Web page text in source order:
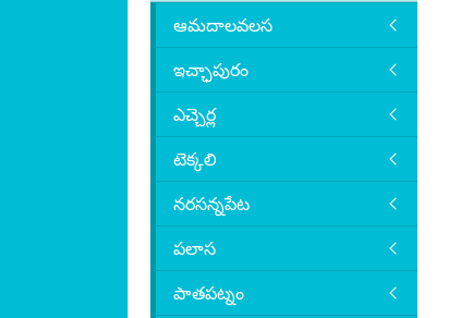
ఆమదాలవలస
ఇచ్ఛాపురం
ఎచ్చెర్ల
టెక్కలి
నరసన్నపేట
పలాస
పాతపట్నం